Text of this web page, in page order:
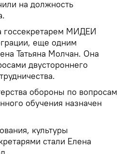
на должность
госсекретарем МИДЕИ
еще одним
Татьяна Молчан. Она
двустороннего
обороны по вопросам
обучения назначен
культуры
стали Елена